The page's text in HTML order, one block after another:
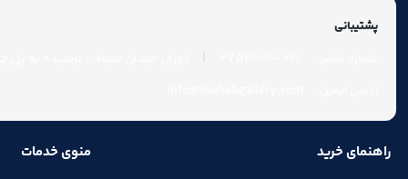
پشتیبانی
راهنمای خرید منوی خدمات